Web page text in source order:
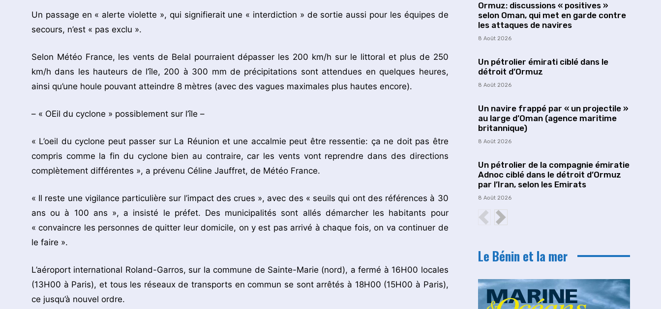
Un passage en « alerte violette », qui signifierait une « interdiction » de sortie aussi pour les équipes de
secours, n’est « pas exclu ».
Selon Météo France, les vents de Belal pourraient dépasser les 200 km/h sur le littoral et plus de 250
km/h dans les hauteurs de l’île, 200 à 300 mm de précipitations sont attendues en quelques heures,
ainsi qu’une houle pouvant atteindre 8 mètres (avec des vagues maximales plus hautes encore).
– « OEil du cyclone » possiblement sur l’île –
« L’oeil du cyclone peut passer sur La Réunion et une accalmie peut être ressentie: ça ne doit pas être
compris comme la fin du cyclone bien au contraire, car les vents vont reprendre dans des directions
complètement différentes », a prévenu Céline Jauffret, de Météo France.
« Il reste une vigilance particulière sur l’impact des crues », avec des « seuils qui ont des références à 30
ans ou à 100 ans », a insisté le préfet. Des municipalités sont allés démarcher les habitants pour
« convaincre les personnes de quitter leur domicile, on y est pas arrivé à chaque fois, on va continuer de
le faire ».
L’aéroport international Roland-Garros, sur la commune de Sainte-Marie (nord), a fermé à 16H00 locales
(13H00 à Paris), et tous les réseaux de transports en commun se sont arrêtés à 18H00 (15H00 à Paris),
ce jusqu’à nouvel ordre.
Ormuz: discussions « positives »
selon Oman, qui met en garde contre
les attaques de navires
8 Août 2026
Un pétrolier émirati ciblé dans le
détroit d’Ormuz
8 Août 2026
Un navire frappé par « un projectile »
au large d’Oman (agence maritime
britannique)
8 Août 2026
Un pétrolier de la compagnie émiratie
Adnoc ciblé dans le détroit d’Ormuz
par l’Iran, selon les Emirats
8 Août 2026
Le Bénin et la mer